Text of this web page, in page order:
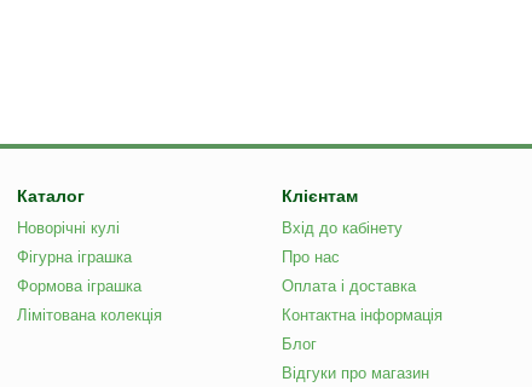
Каталог
Новорічні кулі
Фігурна іграшка
Формова іграшка
Лімітована колекція
Клієнтам
Вхід до кабінету
Про нас
Оплата і доставка
Контактна інформація
Блог
Відгуки про магазин